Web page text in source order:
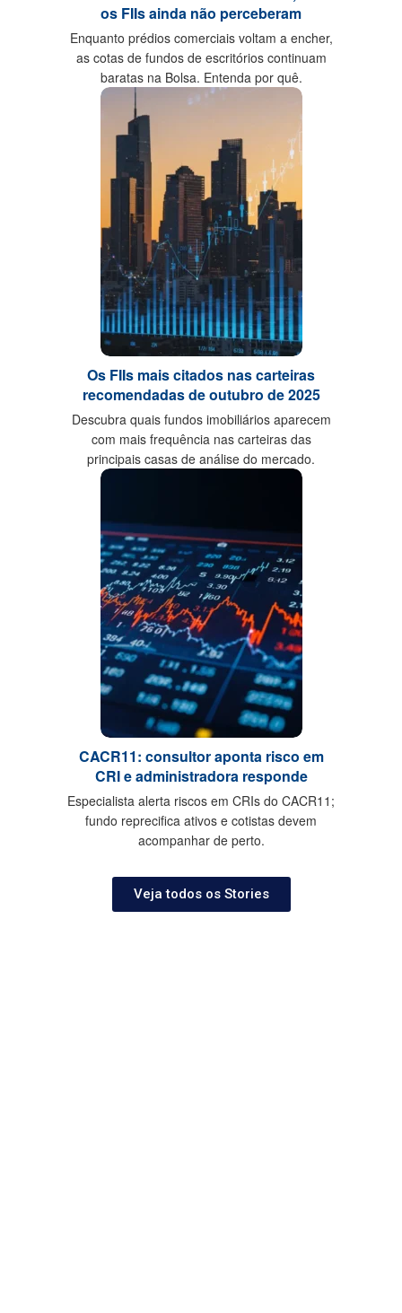
os FIIs ainda não perceberam
Enquanto prédios comerciais voltam a encher,
as cotas de fundos de escritórios continuam
baratas na Bolsa. Entenda por quê.
Os FIIs mais citados nas carteiras
recomendadas de outubro de 2025
Descubra quais fundos imobiliários aparecem
com mais frequência nas carteiras das
principais casas de análise do mercado.
CACR11: consultor aponta risco em
CRI e administradora responde
Especialista alerta riscos em CRIs do CACR11;
fundo reprecifica ativos e cotistas devem
acompanhar de perto.
Veja todos os Stories